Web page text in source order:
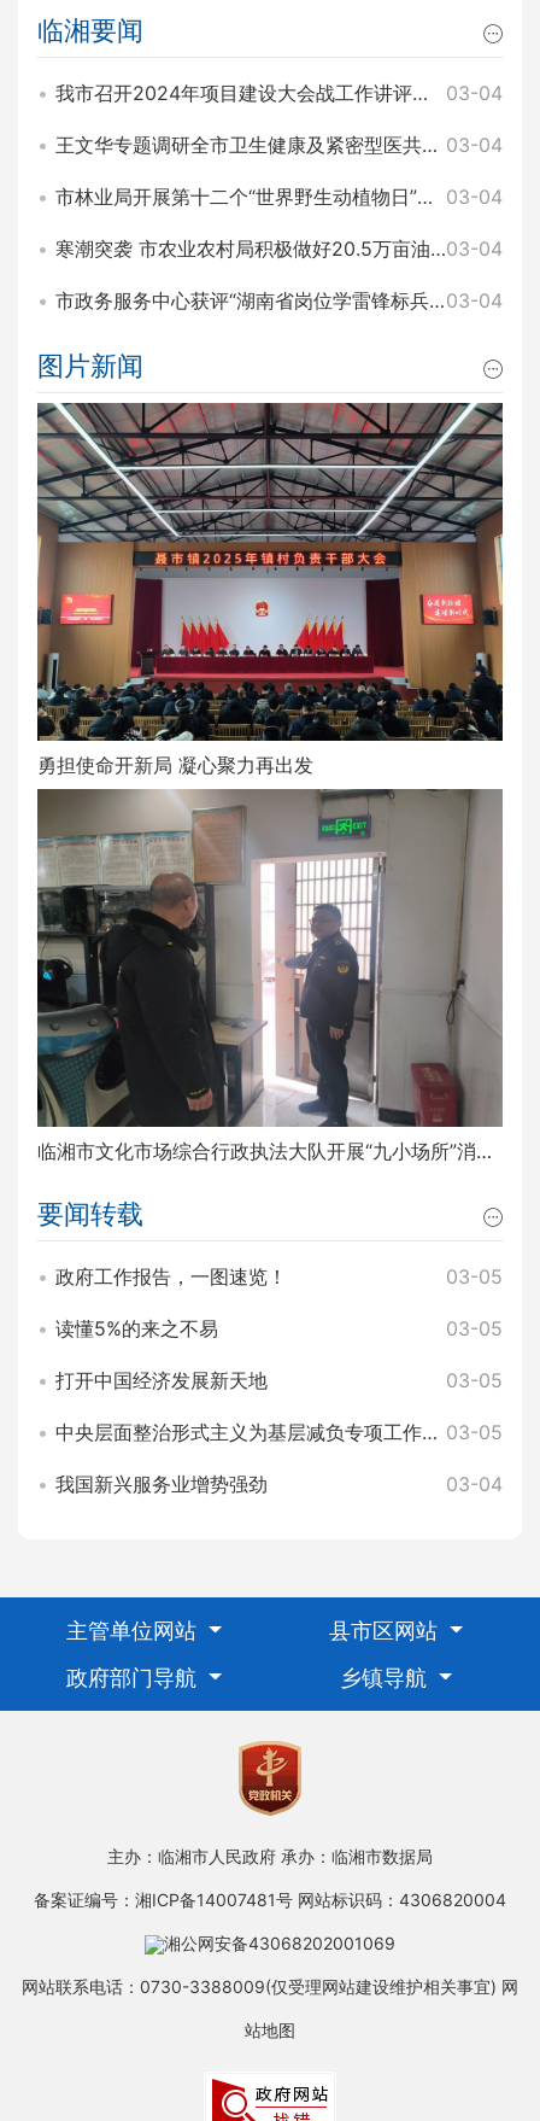
临湘要闻
我市召开2024年项目建设大会战工作讲评暨2025年园区项目建设大会战工作动员会 王文华 刘琦出席 03-04
王文华专题调研全市卫生健康及紧密型医共体建设工作 刘琦参加 03-04
市林业局开展第十二个“世界野生动植物日”主题宣传活动 03-04
寒潮突袭 市农业农村局积极做好20.5万亩油菜田间管理和防寒工作03-04
市政务服务中心获评“湖南省岗位学雷锋标兵集体”称号03-04
图片新闻
勇担使命开新局 凝心聚力再出发
临湘市文化市场综合行政执法大队开展“九小场所”消防安全排查整治工作
要闻转载
政府工作报告，一图速览！ 03-05
读懂5%的来之不易 03-05
打开中国经济发展新天地 03-05
中央层面整治形式主义为基层减负专项工作机制办公室 中央纪委办公厅公开通报3起整治形式主义为基层减负典型问题 03-05
我国新兴服务业增势强劲 03-04
主管单位网站
县市区网站
政府部门导航
乡镇导航
主办：临湘市人民政府 承办：临湘市数据局
备案证编号：湘ICP备14007481号 网站标识码：4306820004
湘公网安备43068202001069
网站联系电话：0730-3388009(仅受理网站建设维护相关事宜) 网
站地图